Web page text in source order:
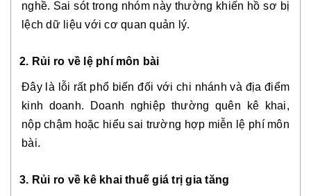
nghề. Sai sót trong nhóm này thường khiến hồ sơ bị
lệch dữ liệu với cơ quan quản lý.
2. Rủi ro về lệ phí môn bài
Đây là lỗi rất phổ biến đối với chi nhánh và địa điểm
kinh doanh. Doanh nghiệp thường quên kê khai,
nộp chậm hoặc hiểu sai trường hợp miễn lệ phí môn
bài.
3. Rủi ro về kê khai thuế giá trị gia tăng